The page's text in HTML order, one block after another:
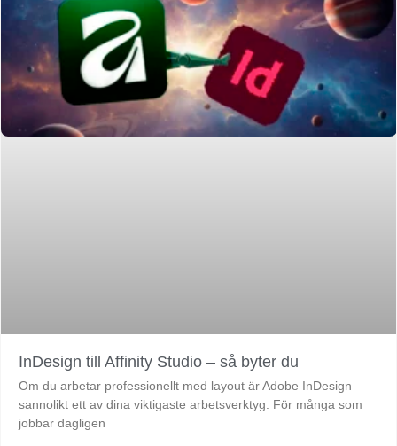
InDesign till Affinity Studio – så byter du
Om du arbetar professionellt med layout är Adobe InDesign
sannolikt ett av dina viktigaste arbetsverktyg. För många som
jobbar dagligen